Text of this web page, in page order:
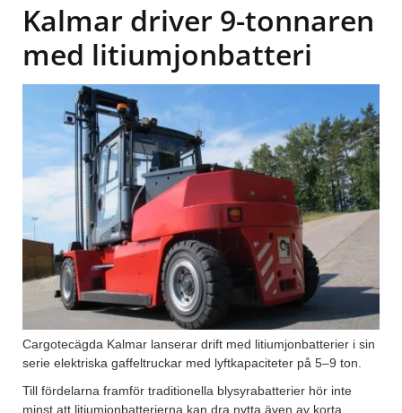
Kalmar driver 9-tonnaren
med litiumjonbatteri
Cargotecägda Kalmar lanserar drift med litiumjonbatterier i sin
serie elektriska gaffeltruckar med lyftkapaciteter på 5–9 ton.
Till fördelarna framför traditionella blysyrabatterier hör inte
minst att litiumjonbatterierna kan dra nytta även av korta